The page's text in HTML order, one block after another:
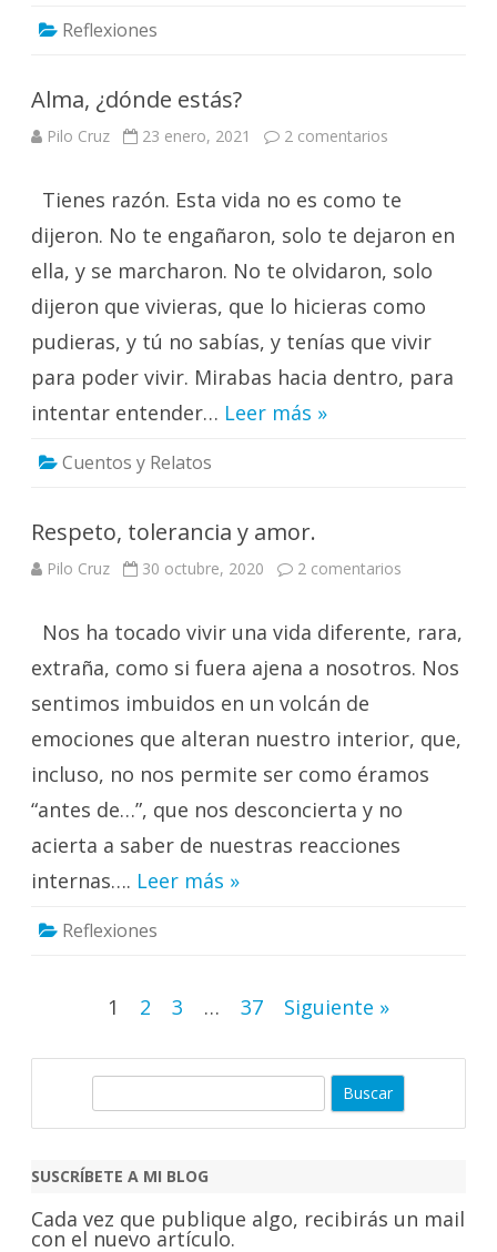
Reflexiones
Alma, ¿dónde estás?
Pilo Cruz 23 enero, 2021 2 comentarios
Tienes razón. Esta vida no es como te
dijeron. No te engañaron, solo te dejaron en
ella, y se marcharon. No te olvidaron, solo
dijeron que vivieras, que lo hicieras como
pudieras, y tú no sabías, y tenías que vivir
para poder vivir. Mirabas hacia dentro, para
intentar entender… Leer más »
Cuentos y Relatos
Respeto, tolerancia y amor.
Pilo Cruz 30 octubre, 2020 2 comentarios
amor.
Nos ha tocado vivir una vida diferente, rara,
extraña, como si fuera ajena a nosotros. Nos
sentimos imbuidos en un volcán de
emociones que alteran nuestro interior, que,
incluso, no nos permite ser como éramos
“antes de…”, que nos desconcierta y no
acierta a saber de nuestras reacciones
internas…. Leer más »
Reflexiones
Paginación
entradas
1 2 3 … 37 Siguiente »
c
r
SUSCRÍBETE A MI BLOG
Cada vez que publique algo, recibirás un mail
con el nuevo artículo.